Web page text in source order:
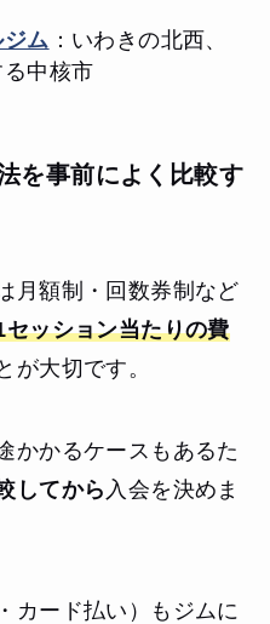
ム ：いわきの北西、
中核市
を事前によく比較す
月額制・回数券制など
セッション当たりの費
が大切です。
かかるケースもあるた
してから 入会を決めま
カード払い）もジムに